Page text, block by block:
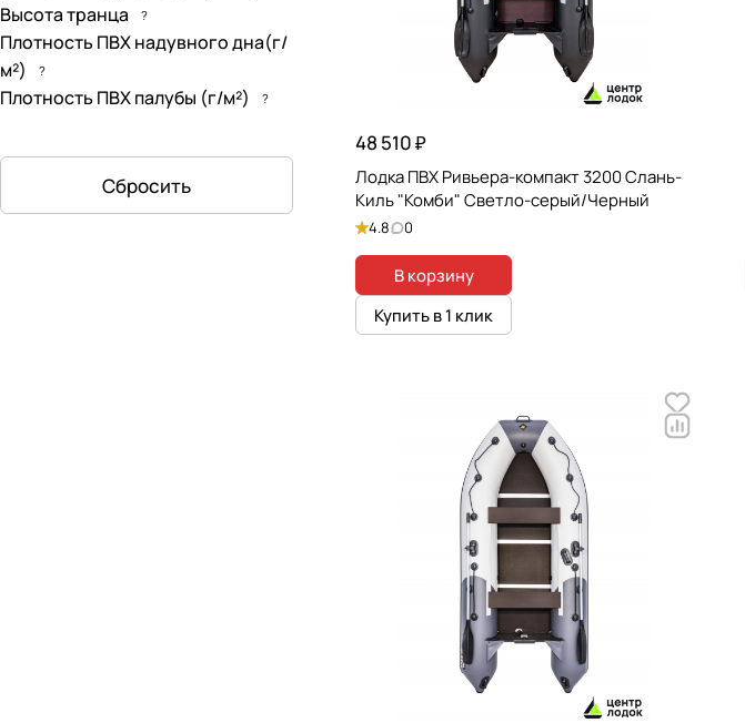
48 510 ₽
Лодка ПВХ Ривьера-компакт 3200 Слань-
Киль "Комби" Светло-серый/Черный
4.8 0
В корзину
Купить в 1 клик
Высота транца
?
Плотность ПВХ надувного дна(г/
м²)
?
Плотность ПВХ палубы (г/м²) ?
Сбросить